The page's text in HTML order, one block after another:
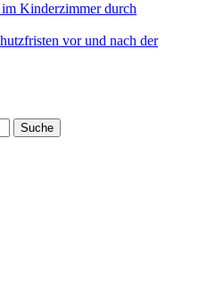
Kinderzimmer durch
vor und nach der